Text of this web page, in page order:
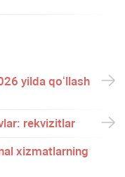
yilda qoʻllash
rekvizitlar
хizmatlarning